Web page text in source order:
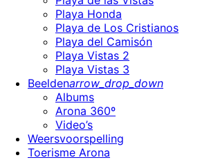
Playa Honda
Playa de Los Cristianos
Playa del Camisón
Playa Vistas 2
Playa Vistas 3
Beeldenarrow_drop_down
Albums
Arona 360º
Video’s
Weersvoorspelling
Toerisme Arona